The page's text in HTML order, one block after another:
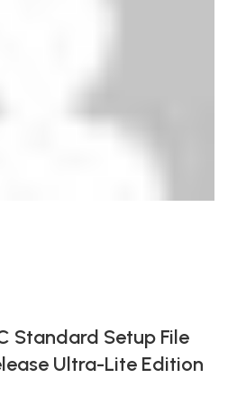
Standard Setup File
Ultra-Lite Edition